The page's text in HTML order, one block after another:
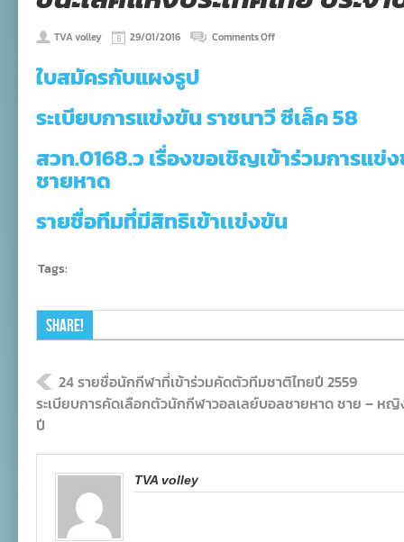
TVA volley 29/01/2016 Comments Offon
–
ซี
ทูน่า”
ชิง
ประเทศไทย
ใบสมัครกับแผงรูป
ระเบียบการแข่งขัน ราชนาวี ซีเล็ค 58
สวท.0168.ว เรื่องขอเชิญเข้าร่วมการแข่
ชายหาด
รายชื่อทีมที่มีสิทธิเข้าเเข่งขัน
Tags:
Share!
24 รายชื่อนักกีฬาที่เข้าร่วมคัดตัวทีมชาติไทยปี 2559
ระเบียบการคัดเลือกตัวนักกีฬาวอลเลย์บอลชายหาด ชาย – หญิง
ปี
TVA volley